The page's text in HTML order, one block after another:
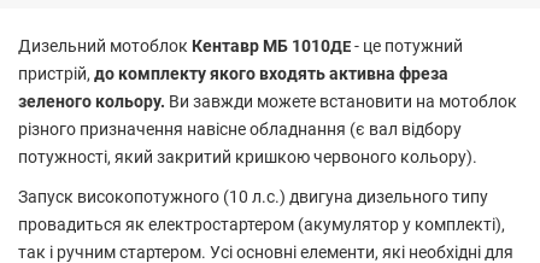
Дизельний мотоблок Кентавр МБ 1010ДЕ - це потужний
пристрій, до комплекту якого входять активна фреза
зеленого кольору. Ви завжди можете встановити на мотоблок
різного призначення навісне обладнання (є вал відбору
потужності, який закритий кришкою червоного кольору).
Запуск високопотужного (10 л.с.) двигуна дизельного типу
провадиться як електростартером (акумулятор у комплекті),
так і ручним стартером. Усі основні елементи, які необхідні для